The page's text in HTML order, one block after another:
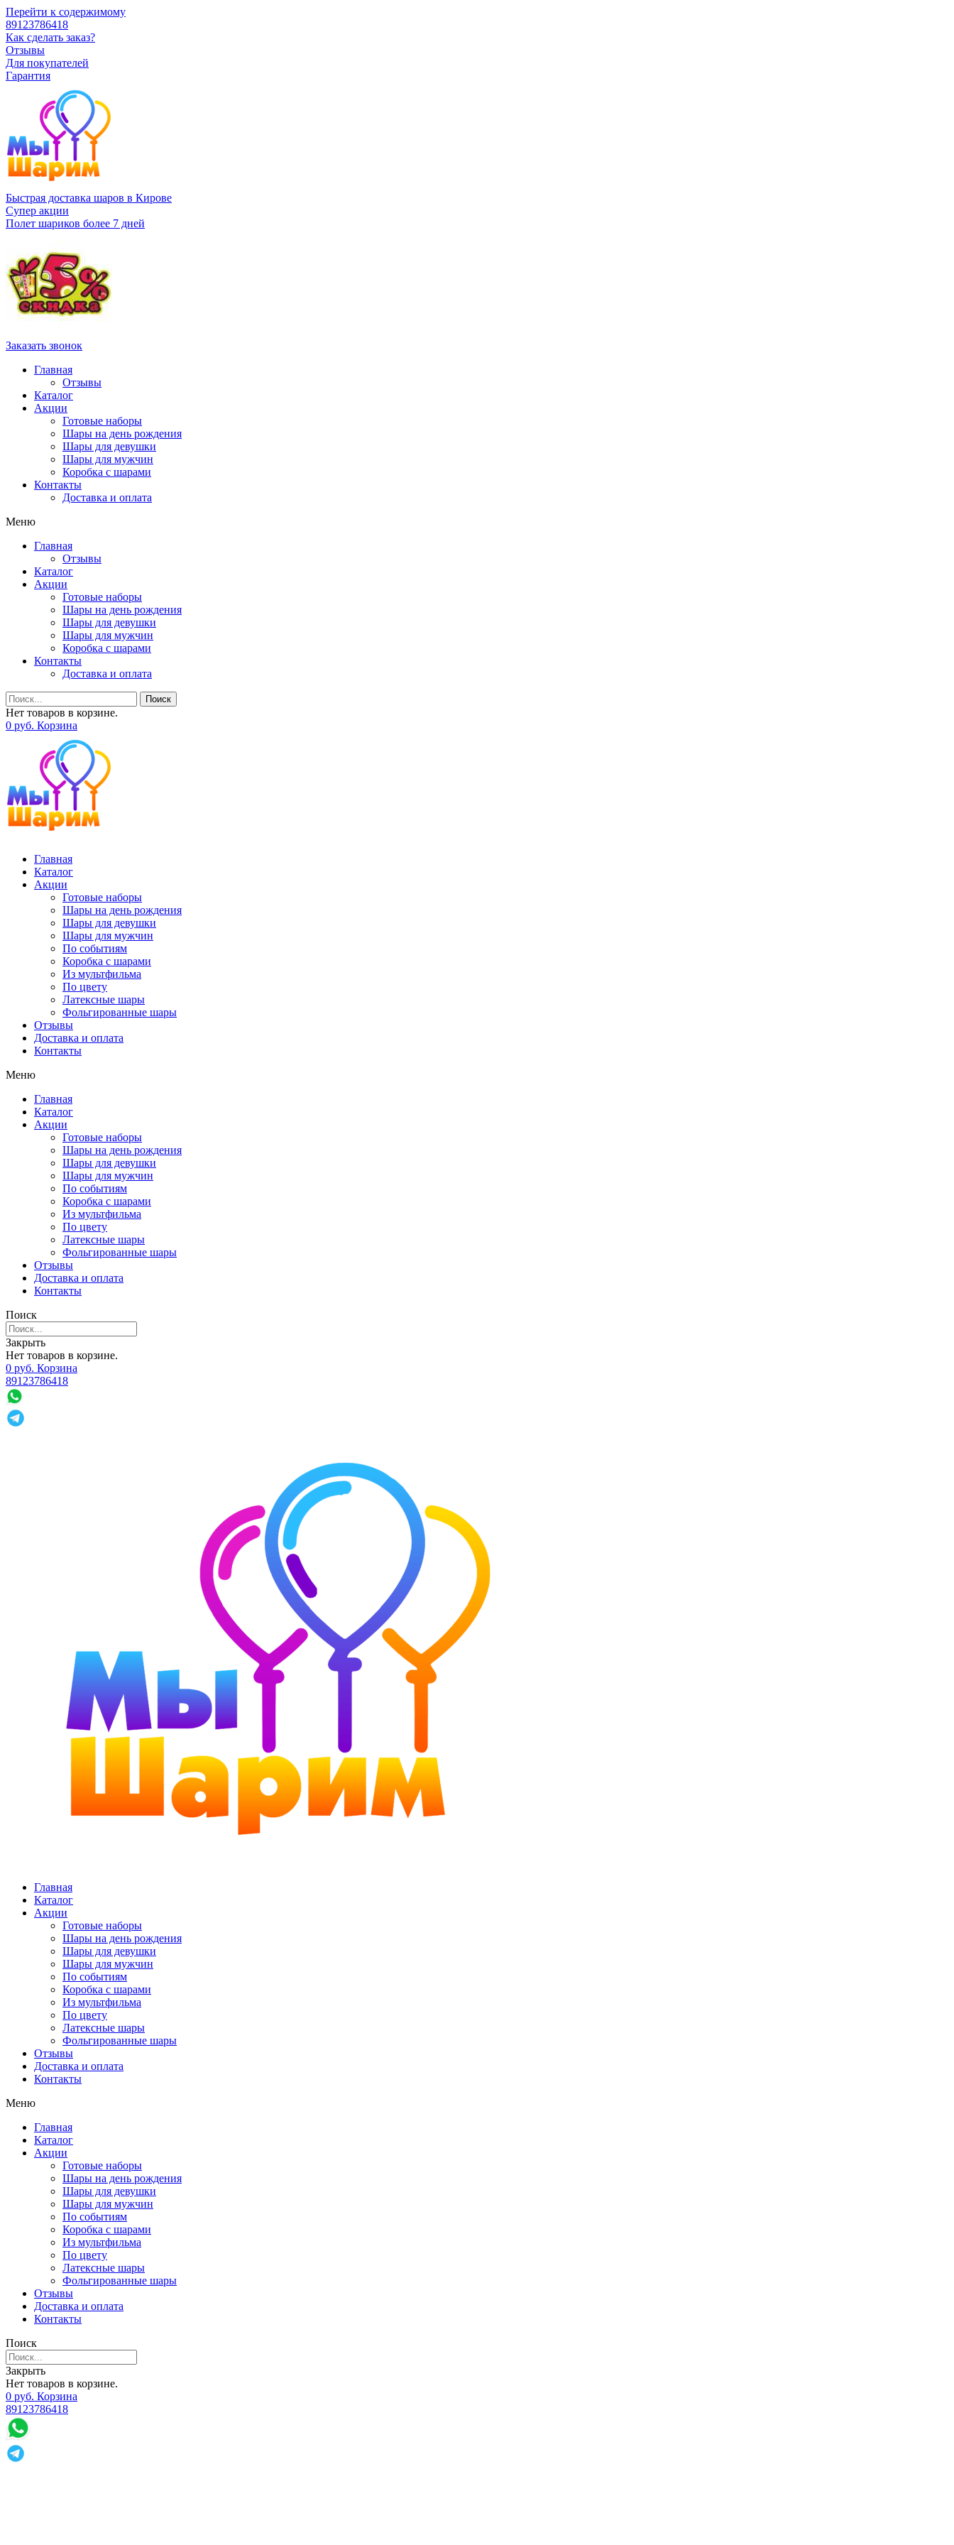
Перейти к содержимому
89123786418
Как сделать заказ?
Отзывы
Для покупателей
Гарантия
Быстрая доставка шаров в Кирове
Супер акции
Полет шариков более 7 дней
Заказать звонок
Главная
Отзывы
Каталог
Акции
Готовые наборы
Шары на день рождения
Шары для девушки
Шары для мужчин
Коробка с шарами
Контакты
Доставка и оплата
Меню
Главная
Отзывы
Каталог
Акции
Готовые наборы
Шары на день рождения
Шары для девушки
Шары для мужчин
Коробка с шарами
Контакты
Доставка и оплата
Поиск
Нет товаров в корзине.
0 руб. Корзина
Главная
Каталог
Акции
Готовые наборы
Шары на день рождения
Шары для девушки
Шары для мужчин
По событиям
Коробка с шарами
Из мультфильма
По цвету
Латексные шары
Фольгированные шары
Отзывы
Доставка и оплата
Контакты
Меню
Главная
Каталог
Акции
Готовые наборы
Шары на день рождения
Шары для девушки
Шары для мужчин
По событиям
Коробка с шарами
Из мультфильма
По цвету
Латексные шары
Фольгированные шары
Отзывы
Доставка и оплата
Контакты
Поиск
Закрыть
Нет товаров в корзине.
0 руб. Корзина
89123786418
Главная
Каталог
Акции
Готовые наборы
Шары на день рождения
Шары для девушки
Шары для мужчин
По событиям
Коробка с шарами
Из мультфильма
По цвету
Латексные шары
Фольгированные шары
Отзывы
Доставка и оплата
Контакты
Меню
Главная
Каталог
Акции
Готовые наборы
Шары на день рождения
Шары для девушки
Шары для мужчин
По событиям
Коробка с шарами
Из мультфильма
По цвету
Латексные шары
Фольгированные шары
Отзывы
Доставка и оплата
Контакты
Поиск
Закрыть
Нет товаров в корзине.
0 руб. Корзина
89123786418